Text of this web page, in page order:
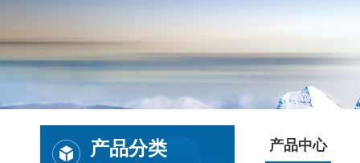
产品分类 产品中心